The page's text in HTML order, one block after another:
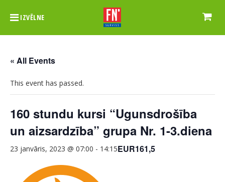
IZVĒLNE
« All Events
This event has passed.
160 stundu kursi “Ugunsdrošība
un aizsardzība” grupa Nr. 1-3.diena
23 janvāris, 2023 @ 07:00 - 14:15EUR161,5